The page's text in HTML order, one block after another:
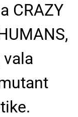
CRAZY